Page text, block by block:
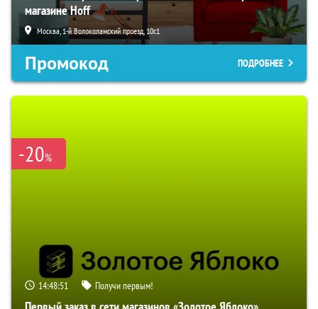
магазине Hoff
Москва, 1-й Волоколамский проезд, 10с1
Промокод ПОДРОБНЕЕ
-20%
14:48:50 Получи первым!